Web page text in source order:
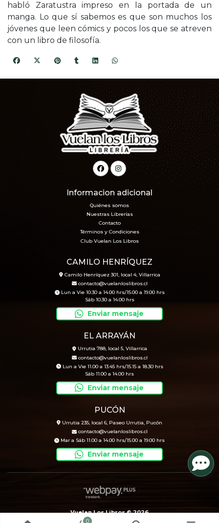
habló Zaratustra impreso en la portada de un
manga. Lo que sí sabemos es que son muchos los
jóvenes que leen cómics y pocos los que se atreven
con un libro de filosofía.
Informacion adicional
Quiénes somos
Nuestras Librerías
Contacto
Términos y Condiciones
Club Vuelan Los Libros
CAMILO HENRÍQUEZ
Camilo Henríquez 301, local 4, Villarrica
contacto@vuelanloslibros.cl
Lun a Vie 10.30 a 14.00 hrs/15.00 a 19.00 hrs
Sáb 10.30 a 14.00 hrs
Enviar mensaje
EL ARRAYÁN
Urrutia 788, local 5, Villarrica
contacto@vuelanloslibros.cl
Lun a Vie 11.00 a 13.45 hrs/15.15 a 18.30 hrs
Sáb 11.00 a 14.00 hrs
Enviar mensaje
PUCÓN
Urrutia 235, local 6, Paseo Urrutia, Pucón
contacto@vuelanloslibros.cl
Mar a Sáb 11.00 a 14.00 hrs/15.00 a 19.00 hrs
Enviar mensaje
Vuelan Los Libros © 2026
0